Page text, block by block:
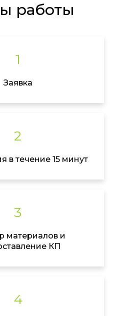
работы
1
Заявка
2
в течение 15 минут
3
материалов и
КП
4